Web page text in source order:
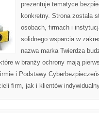
prezentuje tematyce
konkretny. Strona została
osobach, firmach i
solidnego wsparcia w
nazwa marka Twierdza
w branży ochrony mają
i Podstawy
firm, jak i klientów